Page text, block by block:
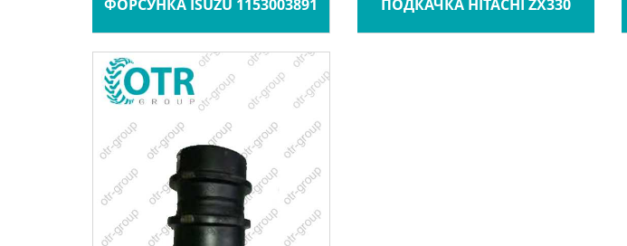
ФОРСУНКА ISUZU 1153003891 ПОДКАЧКА HITACHI ZX330